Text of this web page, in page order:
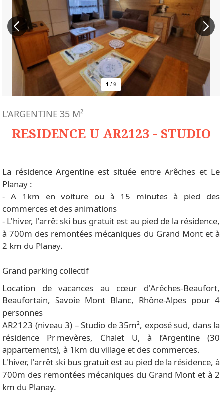
1 / 9
RESIDENCE U AR2123 - STUDIO
L'ARGENTINE 35 M²
La résidence Argentine est située entre Arêches et Le
Planay :
- A 1km en voiture ou à 15 minutes à pied des
commerces et des animations
- L'hiver, l'arrêt ski bus gratuit est au pied de la résidence,
à 700m des remontées mécaniques du Grand Mont et à
2 km du Planay.
Grand parking collectif
Location de vacances au cœur d'Arêches-Beaufort,
Beaufortain, Savoie Mont Blanc, Rhône-Alpes pour 4
personnes
AR2123 (niveau 3) – Studio de 35m², exposé sud, dans la
résidence Primevères, Chalet U, à l’Argentine (30
appartements), à 1km du village et des commerces.
L'hiver, l'arrêt ski bus gratuit est au pied de la résidence, à
700m des remontées mécaniques du Grand Mont et à 2
km du Planay.